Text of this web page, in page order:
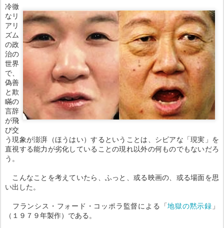
冷徹
なリ
アリ
ズム
の政
治の
世界
で、
偽善
と欺
瞞の
言辞
が飛
び交
う現象が澎湃（ほうはい）するということは、シビアな「現実」を
直視する能力が劣化していることの現れ以外の何ものでもないだろ
う。
こんなことを考えていたら、ふっと、或る映画の、或る場面を思
い出した。
フランシス・フォード・コッポラ監督による「地獄の黙示録 」
（１９７９年製作）である。